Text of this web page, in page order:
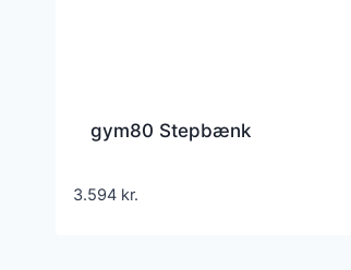
gym80 Stepbænk
3.594 kr.